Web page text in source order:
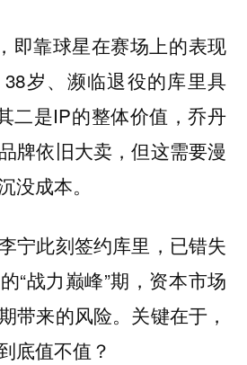
即靠球星在赛场上的表现
岁、濒临退役的库里具
二是IP的整体价值，乔丹
牌依旧大卖，但这需要漫
没成本。
宁此刻签约库里，已错失
“战力巅峰”期，资本市场
带来的风险。 关键在于，
底值不值？